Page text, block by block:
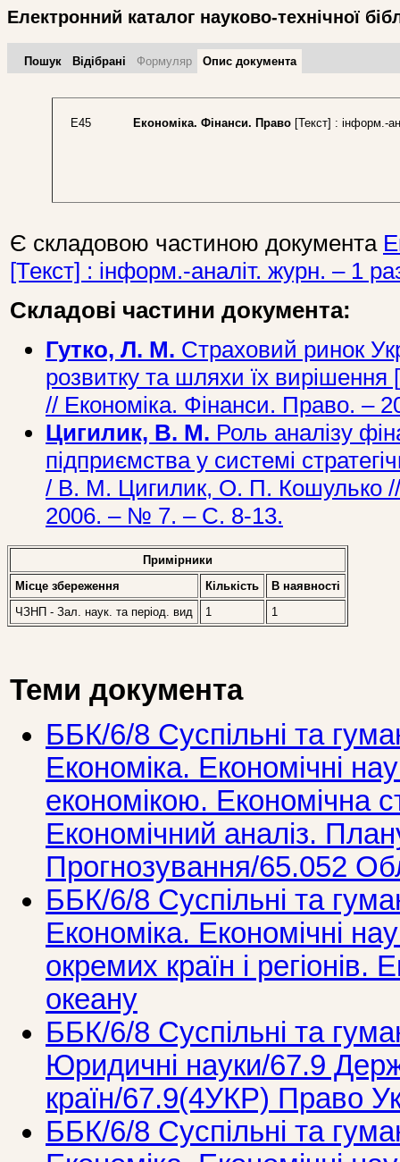
Електронний каталог науково-технічної
Пошук Відібрані Формуляр Опис документа
Е45 Економіка. Фінанси. Право [Текст] : інформ.-
Є складовою частиною документа
[Текст] : інформ.-аналіт. журн. – 1
Складові частини документа:
Гутко, Л. М. Страховий ринок
розвитку та шляхи їх вирішення
// Економіка. Фінанси. Право. –
Цигилик, В. М. Роль аналізу
підприємства у системі
/ В. М. Цигилик, О. П. Кошулько
2006. – № 7. – С. 8-13.
Примірники
Місце збереження
Кількість
В наявностi
ЧЗНП - Зал. наук. та період. вид
1 1
Теми документа
ББК/6/8 Суспільні та
Економіка. Економічні
економікою. Економічна
Економічний аналіз.
Прогнозування/65.052
ББК/6/8 Суспільні та
Економіка. Економічні
окремих країн і регіонів.
океану
ББК/6/8 Суспільні та
Юридичні науки/67.9
країн/67.9(4УКР) Право
ББК/6/8 Суспільні та